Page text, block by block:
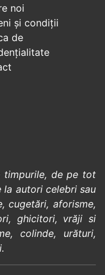
noi
și condiții
de
timpurile, de pe tot
la autori celebrisau
,cugetări,aforisme,
, ghicitori, vrăji si
, colinde, urături,
.